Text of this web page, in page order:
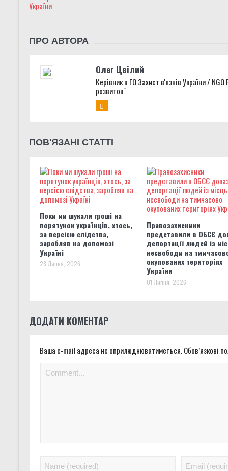
ПРО АВТОРА
Олег Цвілий
Керівник в ГО Захист в'язнів України /
розвиток"
ПОВ'ЯЗАНІ СТАТТІ
Поки ми шукали гроші на
порятунок українців, хтось,
за версією слідства,
заробляв на допомозі
Україні
28 Липня, 2026
Правозахисники
представили в ОБСЄ
депортації людей із
несвободи на
окупованих територіях
України
01 Липня, 2026
ДОДАТИ КОМЕНТАР
Ваша e-mail адреса не оприлюднюватиметься.Обов’язкові